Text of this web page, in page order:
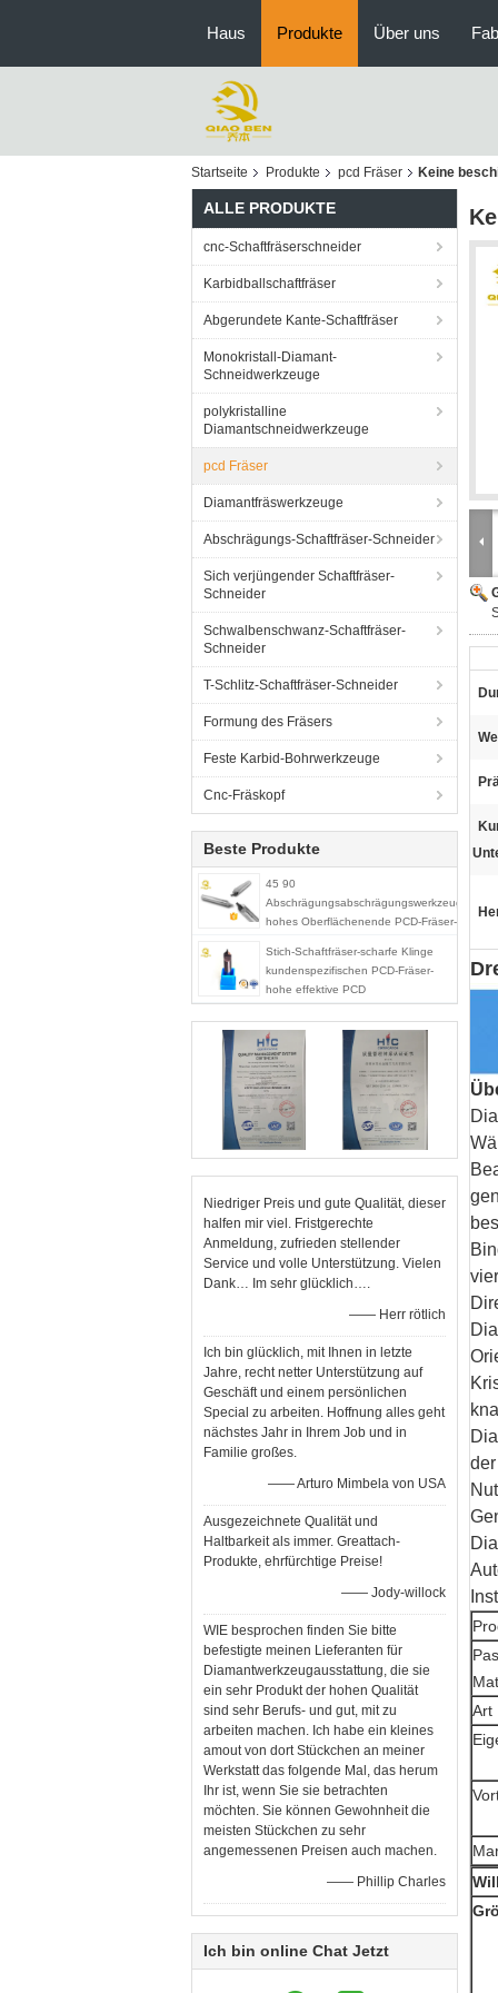
Haus Produkte Über uns
Startseite Produkte pcd Fräser Keine
ALLE PRODUKTE
cnc-Schaftfräserschneider
Karbidballschaftfräser
Abgerundete Kante-Schaftfräser
Monokristall-Diamant-
Schneidwerkzeuge
polykristalline
Diamantschneidwerkzeuge
pcd Fräser
Diamantfräswerkzeuge
Abschrägungs-Schaftfräser-Schneider
Sich verjüngender Schaftfräser-
Schneider
Schwalbenschwanz-Schaftfräser-
Schneider
T-Schlitz-Schaftfräser-Schneider
Formung des Fräsers
Feste Karbid-Bohrwerkzeuge
Cnc-Fräskopf
Beste Produkte
45 90
Abschrägungsabschrägungswerkzeug-
hohes Oberflächenende PCD-Fräser-
Stich-Schaftfräser-scharfe Klinge
kundenspezifischen PCD-Fräser-
hohe effektive PCD
Niedriger Preis und gute Qualität, dieser
halfen mir viel. Fristgerechte
Anmeldung, zufrieden stellender
Service und volle Unterstützung. Vielen
Dank… Im sehr glücklich….
—— Herr rötlich
Ich bin glücklich, mit Ihnen in letzte
Jahre, recht netter Unterstützung auf
Geschäft und einem persönlichen
Special zu arbeiten. Hoffnung alles geht
nächstes Jahr in Ihrem Job und in
Familie großes.
—— Arturo Mimbela von USA
Ausgezeichnete Qualität und
Haltbarkeit als immer. Greattach-
Produkte, ehrfürchtige Preise!
—— Jody-willock
WIE besprochen finden Sie bitte
befestigte meinen Lieferanten für
Diamantwerkzeugausstattung, die sie
ein sehr Produkt der hohen Qualität
sind sehr Berufs- und gut, mit zu
arbeiten machen. Ich habe ein kleines
amout von dort Stückchen an meiner
Werkstatt das folgende Mal, das herum
Ihr ist, wenn Sie sie betrachten
möchten. Sie können Gewohnheit die
meisten Stückchen zu sehr
angemessenen Preisen auch machen.
—— Phillip Charles
Ich bin online Chat Jetzt
Art